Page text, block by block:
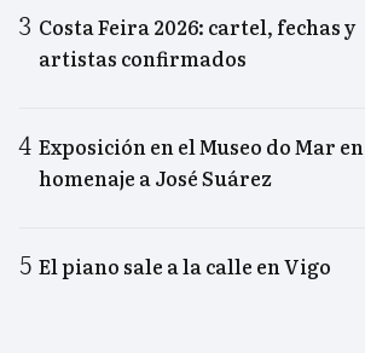
Costa Feira 2026: cartel, fechas y
artistas confirmados
Exposición en el Museo do Mar en
homenaje a José Suárez
El piano sale a la calle en Vigo